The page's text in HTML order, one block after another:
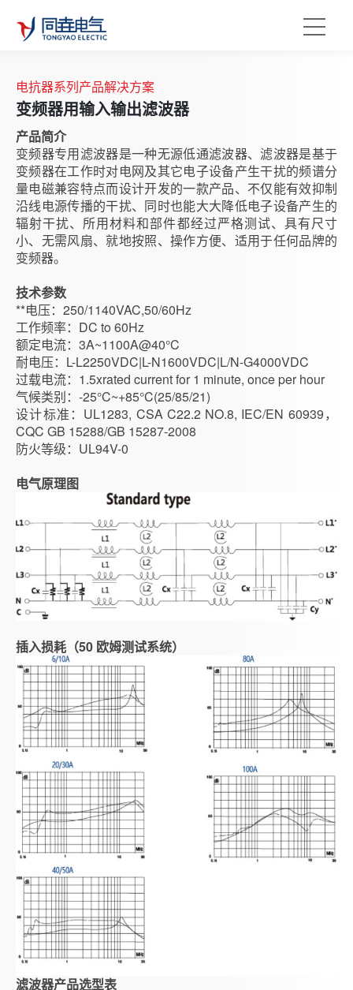
电抗器系列产品解决方案
变频器用输入输出滤波器
产品简介
变频器专用滤波器是一种无源低通滤波器、滤波器是基于
变频器在工作时对电网及其它电子设备产生干扰的频谱分
量电磁兼容特点而设计开发的一款产品、不仅能有效抑制
沿线电源传播的干扰、同时也能大大降低电子设备产生的
辐射干扰、所用材料和部件都经过严格测试、具有尺寸
小、无需风扇、就地按照、操作方便、适用于任何品牌的
变频器。
技术参数
**电压： 250/1140VAC,50/60Hz
工作频率： DC to 60Hz
额定电流： 3A~1100A@40°C
耐电压： L-L2250VDC|L-N1600VDC|L/N-G4000VDC
过载电流： 1.5xrated current for 1 minute, once per hour
气候类别： -25°C~+85°C(25/85/21)
设计标准 ： UL1283, CSA C22.2 NO.8, IEC/EN 60939，
CQC GB 15288/GB 15287-2008
防火等级： UL94V-0
电气原理图
插入损耗（50 欧姆测试系统）
滤波器产品选型表